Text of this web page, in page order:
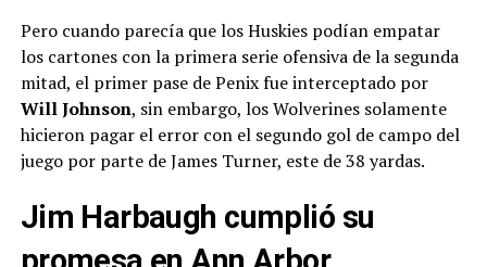
Pero cuando parecía que los Huskies podían empatar
los cartones con la primera serie ofensiva de la segunda
mitad, el primer pase de Penix fue interceptado por
Will Johnson, sin embargo, los Wolverines solamente
hicieron pagar el error con el segundo gol de campo del
juego por parte de James Turner, este de 38 yardas.
Jim Harbaugh cumplió su